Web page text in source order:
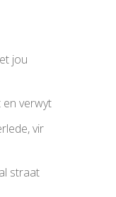
jou
en verwyt
vir
straat